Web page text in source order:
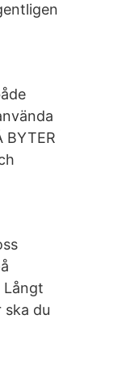
BYTER
du